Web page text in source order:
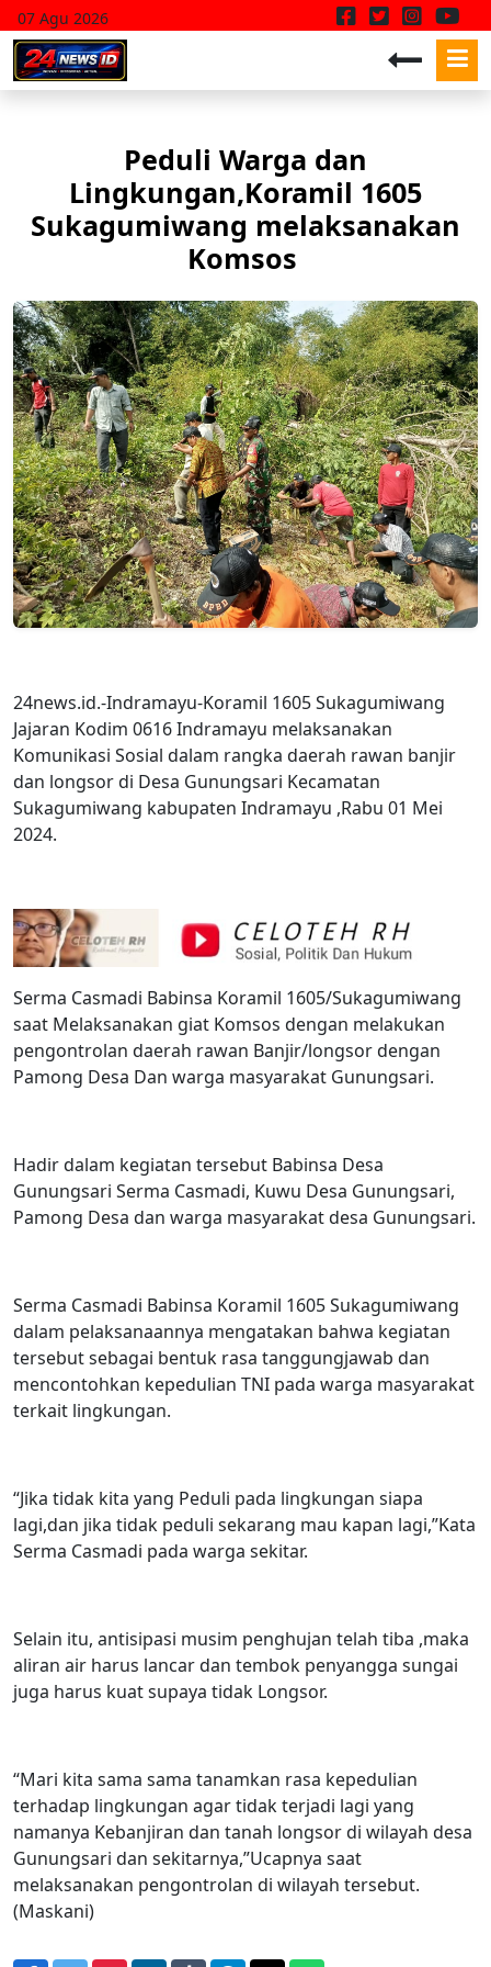
07 Agu 2026
Peduli Warga dan
Lingkungan,Koramil 1605
Sukagumiwang melaksanakan
Komsos
24news.id.-Indramayu-Koramil 1605 Sukagumiwang
Jajaran Kodim 0616 Indramayu melaksanakan
Komunikasi Sosial dalam rangka daerah rawan banjir
dan longsor di Desa Gunungsari Kecamatan
Sukagumiwang kabupaten Indramayu ,Rabu 01 Mei
2024.
Serma Casmadi Babinsa Koramil 1605/Sukagumiwang
saat Melaksanakan giat Komsos dengan melakukan
pengontrolan daerah rawan Banjir/longsor dengan
Pamong Desa Dan warga masyarakat Gunungsari.
Hadir dalam kegiatan tersebut Babinsa Desa
Gunungsari Serma Casmadi, Kuwu Desa Gunungsari,
Pamong Desa dan warga masyarakat desa Gunungsari.
Serma Casmadi Babinsa Koramil 1605 Sukagumiwang
dalam pelaksanaannya mengatakan bahwa kegiatan
tersebut sebagai bentuk rasa tanggungjawab dan
mencontohkan kepedulian TNI pada warga masyarakat
terkait lingkungan.
“Jika tidak kita yang Peduli pada lingkungan siapa
lagi,dan jika tidak peduli sekarang mau kapan lagi,”Kata
Serma Casmadi pada warga sekitar.
Selain itu, antisipasi musim penghujan telah tiba ,maka
aliran air harus lancar dan tembok penyangga sungai
juga harus kuat supaya tidak Longsor.
“Mari kita sama sama tanamkan rasa kepedulian
terhadap lingkungan agar tidak terjadi lagi yang
namanya Kebanjiran dan tanah longsor di wilayah desa
Gunungsari dan sekitarnya,”Ucapnya saat
melaksanakan pengontrolan di wilayah tersebut.
(Maskani)